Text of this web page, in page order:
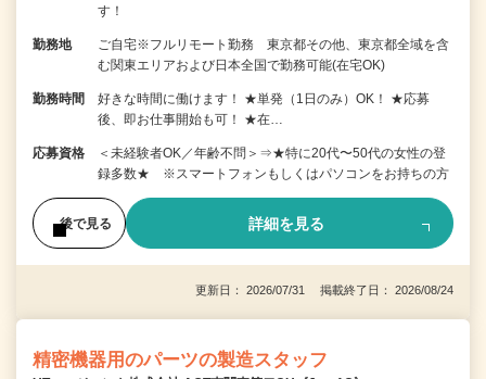
す！
勤務地
ご自宅※フルリモート勤務 東京都その他、東京都全域を含
む関東エリアおよび日本全国で勤務可能(在宅OK)
勤務時間
好きな時間に働けます！ ★単発（1日のみ）OK！ ★応募
後、即お仕事開始も可！ ★在…
応募資格
＜未経験者OK／年齢不問＞⇒★特に20代〜50代の女性の登
録多数★ ※スマートフォンもしくはパソコンをお持ちの方
後で見る 詳細を見る
更新日： 2026/07/31 掲載終了日： 2026/08/24
精密機器用のパーツの製造スタッフ